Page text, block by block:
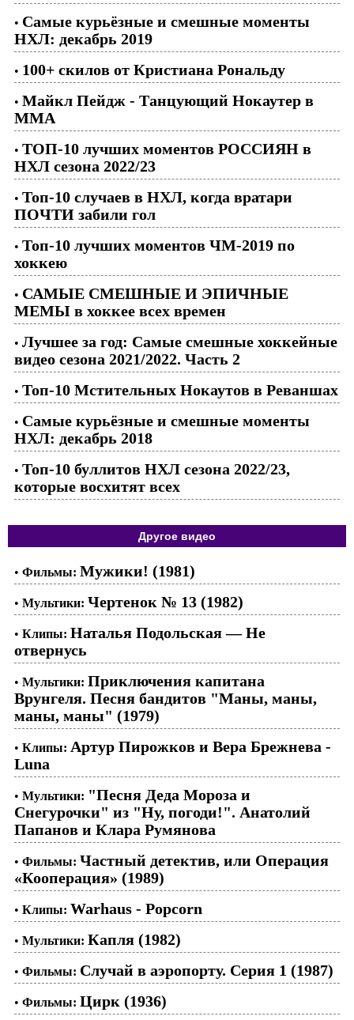
• Самые курьёзные и смешные моменты
НХЛ: декабрь 2019
• 100+ скилов от Кристиана Рональду
• Майкл Пейдж - Танцующий Нокаутер в
ММА
• ТОП-10 лучших моментов РОССИЯН в
НХЛ сезона 2022/23
• Топ-10 случаев в НХЛ, когда вратари
ПОЧТИ забили гол
• Топ-10 лучших моментов ЧМ-2019 по
хоккею
• САМЫЕ СМЕШНЫЕ И ЭПИЧНЫЕ
МЕМЫ в хоккее всех времен
• Лучшее за год: Самые смешные хоккейные
видео сезона 2021/2022. Часть 2
• Топ-10 Мстительных Нокаутов в Реваншах
• Самые курьёзные и смешные моменты
НХЛ: декабрь 2018
• Топ-10 буллитов НХЛ сезона 2022/23,
которые восхитят всех
Другое видео
• Фильмы: Мужики! (1981)
• Мультики: Чертенок № 13 (1982)
• Клипы: Наталья Подольская — Не
отвернусь
• Мультики: Приключения капитана
Врунгеля. Песня бандитов "Маны, маны,
маны, маны" (1979)
• Клипы: Артур Пирожков и Вера Брежнева -
Luna
• Мультики: "Песня Деда Мороза и
Снегурочки" из "Ну, погоди!". Анатолий
Папанов и Клара Румянова
• Фильмы: Частный детектив, или Операция
«Кооперация» (1989)
• Клипы: Warhaus - Popcorn
• Мультики: Капля (1982)
• Фильмы: Случай в аэропорту. Серия 1 (1987)
• Фильмы: Цирк (1936)